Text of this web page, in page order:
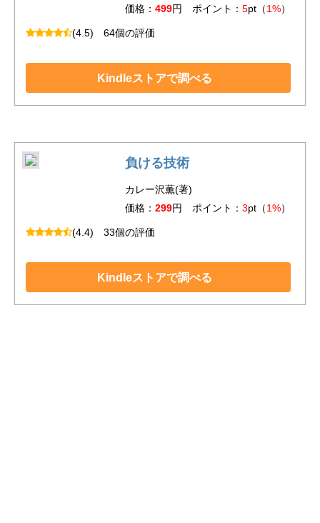
価格： 499円 ポイント： 5pt（1%）
(4.5) 64個の評価
Kindleストアで調べる
負ける技術
カレー沢薫(著)
価格： 299円 ポイント： 3pt（1%）
(4.4) 33個の評価
Kindleストアで調べる